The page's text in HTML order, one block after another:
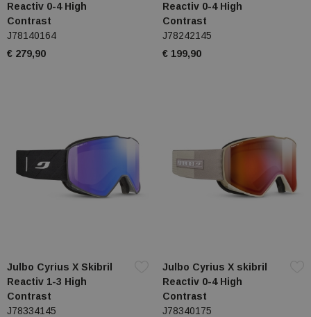
Reactiv 0-4 High
Contrast
J78140164
€ 279,90
Reactiv 0-4 High
Contrast
J78242145
€ 199,90
Julbo Cyrius X Skibril
Reactiv 1-3 High
Contrast
J78334145
Julbo Cyrius X skibril
Reactiv 0-4 High
Contrast
J78340175